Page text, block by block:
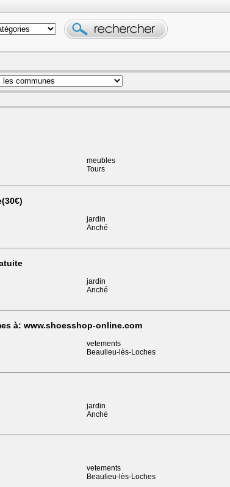
meubles
Tours
jardin
Anché
jardin
Anché
à: www.shoesshop-online.com
vetements
Beaulieu-lès-Loches
jardin
Anché
vetements
Beaulieu-lès-Loches